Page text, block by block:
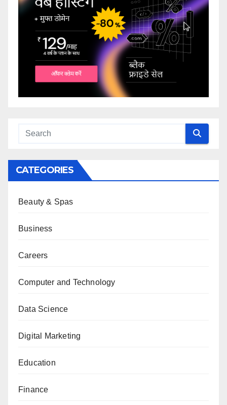
CATEGORIES
Beauty & Spas
Business
Careers
Computer and Technology
Data Science
Digital Marketing
Education
Finance